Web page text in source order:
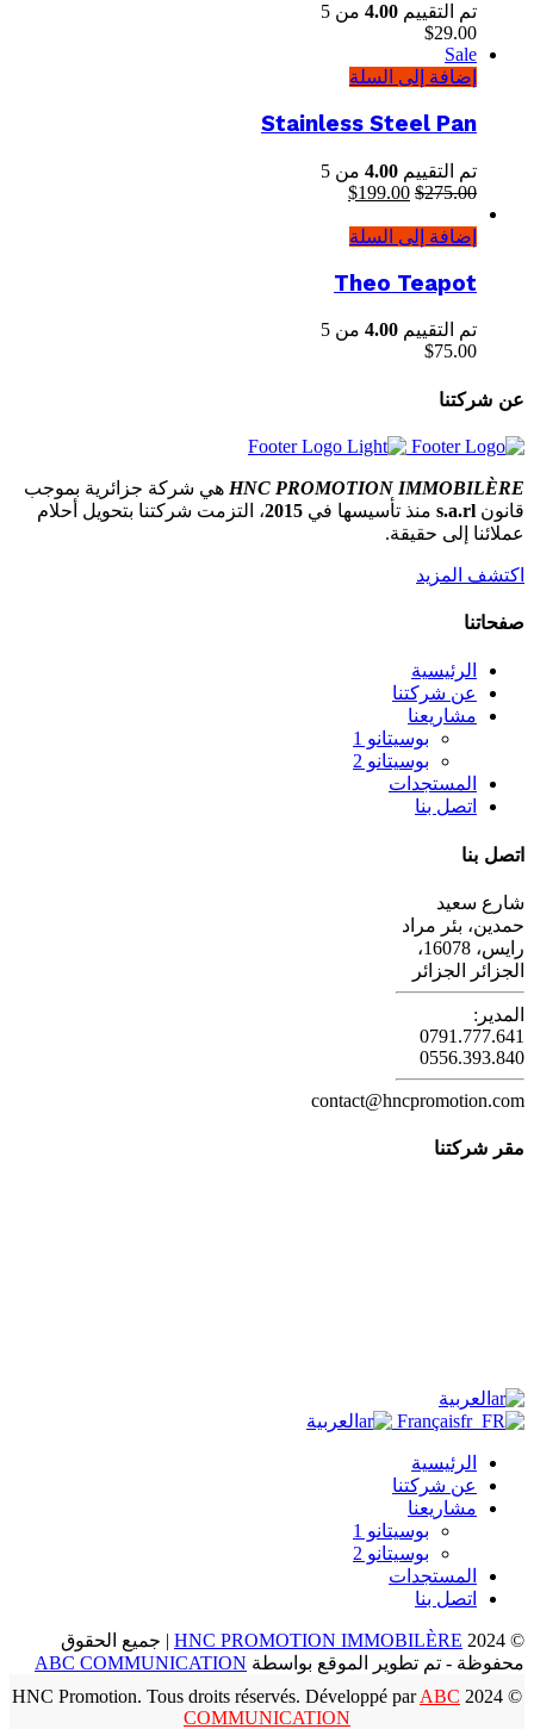
تم التقييم 4.00 من 5
$29.00
Sale
إضافة إلى السلة
Stainless Steel Pan
تم التقييم 4.00 من 5
$275.00
السعر
هو:
$199.00 السعر
إضافة إلى السلة
Theo Teapot
تم التقييم 4.00 من 5
$75.00
عن شركتنا
HNC PROMOTION IMMOBILÈRE هي شركة جزائرية بموجب
قانون s.a.rl منذ تأسيسها في 2015، التزمت شركتنا بتحويل أحلام
عملائنا إلى حقيقة.
اكتشف المزيد
صفحاتنا
الرئيسية
عن شركتنا
مشاريعنا
بوسيتانو 1
بوسيتانو 2
المستجدات
اتصل بنا
اتصل بنا
شارع سعيد
حمدين، بئر مراد
رايس، 16078،
الجزائر الجزائر
المدير:
0791.777.641
0556.393.840
contact@hncpromotion.com
مقر شركتنا
العربية
Français
العربية
الرئيسية
عن شركتنا
مشاريعنا
بوسيتانو 1
بوسيتانو 2
المستجدات
اتصل بنا
©
HNC PROMOTION IMMOBILÈRE 2024 | جميع الحقوق
محفوظة - تم تطوير الموقع بواسطة ABC COMMUNICATION
© 2024 HNC Promotion. Tous droits réservés. Développé par
ABC
COMMUNICATION